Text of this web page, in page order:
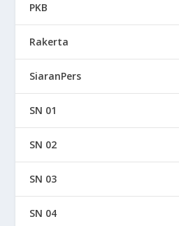
PKB
Rakerta
SiaranPers
SN 01
SN 02
SN 03
SN 04